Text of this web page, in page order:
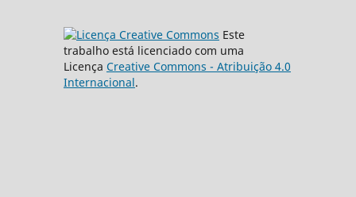
Este
trabalho está licenciado com uma
Licença Creative Commons - Atribuição 4.0
Internacional.